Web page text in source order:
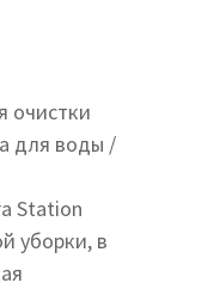
очистки
для воды /
Station
уборки, в